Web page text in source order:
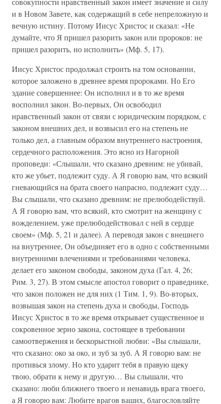
и в Новом Завете, как содержащий в себе непреложную и
вечную истину. Потому Иисус Христос и сказал: «Не
думайте, что Я пришел разорить закон или пророков: не
пришел разорить, но исполнить» (Мф. 5, 17).
Иисус Христос продолжал строить на том основании,
которое заложено в древнее время пророками. Но Его
здание совершеннее: Он исполнил и в то же время
восполнил закон. Во-первых, Он освободил
нравственный закон от связи с юридическим порядком, с
законом внешних дел, и возвысил его на степень не
только дел, а главным образом внутреннего настроения,
сердечного расположения. Это ясно из Нагорной
проповеди: «Слышали, что сказано древним: не убивай,
кто же убьет, подлежит суду. А Я говорю вам, что всякий
гневающийся на брата своего напрасно, подлежит суду…
Вы слышали, что сказано древним: не прелюбодействуй.
А Я говорю вам, что всякий, кто смотрит на женщину с
вожделением, уже прелюбодействовал с ней в сердце
своем» (Мф. 5, 21 и далее). А переводя закон с внешнего
на внутреннее, Он объединяет его в одно с собственными
внутренними влечениями и требованиями человека,
делает его законом свободы, законом духа (Гал. 4, 26;
Рим. 3, 27). В этом смысле апостол говорит о праведнике,
что закон положен не для них (1 Тим. 1, 9). Во-вторых,
возвышая закон на степень духа и свободы, Господь
Иисус Христос в то же время открывает существенное и
сокровенное зерно закона, состоящее в требовании
самоотвержения и бескорыстной любви: «Вы слышали,
что сказано: око за око, и зуб за зуб. А Я говорю вам: не
противься злому. Но кто ударит тебя в правую щеку
твою, обрати к нему и другую… Вы слышали, что
сказано: люби ближнего твоего и ненавидь врага твоего,
а Я говорю вам: Любите врагов ваших, благословляйте